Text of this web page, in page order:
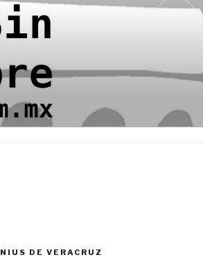
NIUS DE VERACRUZ